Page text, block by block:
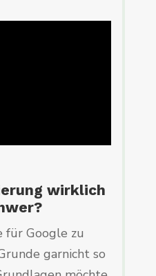
wirklich
für Google zu
garnicht so